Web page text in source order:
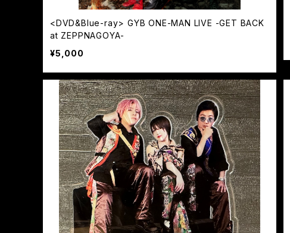
<DVD&Blue-ray> GYB ONE-MAN LIVE -GET BACK
at ZEPPNAGOYA-
¥5,000